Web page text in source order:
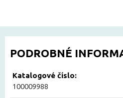
PODROBNÉ
Katalogové číslo:
100009988